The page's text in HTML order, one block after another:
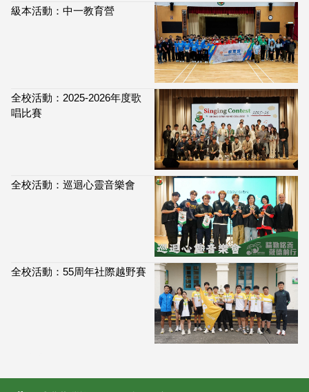
級本活動：中一教育營
全校活動：2025-2026年度歌
唱比賽
全校活動：巡迴心靈音樂會
全校活動：55周年社際越野賽